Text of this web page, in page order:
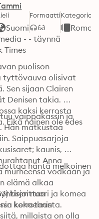
Suomi
FormaattiKategoria
- - täynnä
Times
puolison
tyttövauva olisivat
Sen sijaan Clairen
Denisen takia.
kaksi kerrosta
Eikä nainen ole edes
vaippakassin ja
Hän matkustaa
Saippuasarjoja
kaunis,
Anna
vodkaan ja
elämä alkaa
nuori ja komea
kokoelmista.
häntä melkoinen
kirjoittaa
kerrotaan
millaista on olla